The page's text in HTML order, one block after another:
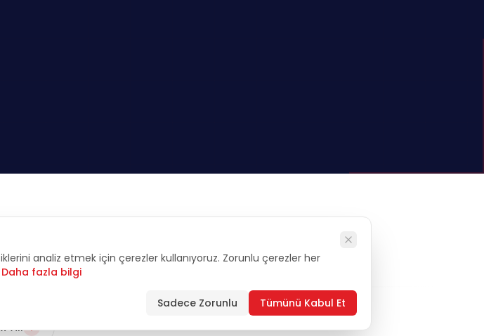
& Analysis
All
analiz etmek için çerezler kullanıyoruz. Zorunlu çerezler her
Daha fazla bilgi
Sadece Zorunlu Tümünü Kabul Et